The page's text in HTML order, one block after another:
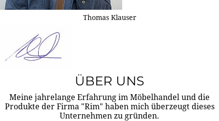
Thomas Klauser
ÜBER UNS
Meine jahrelange Erfahrung im Möbelhandel und die
Produkte der Firma "Rim" haben mich überzeugt dieses
Unternehmen zu gründen.